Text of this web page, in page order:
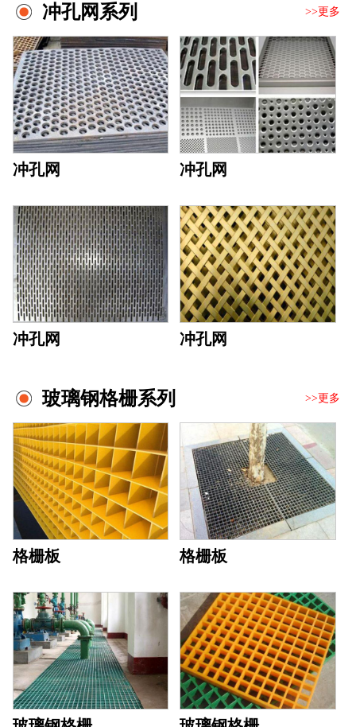
冲孔网系列 >>更多
冲孔网 冲孔网
冲孔网 冲孔网
玻璃钢格栅系列 >>更多
格栅板 格栅板